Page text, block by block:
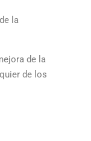
la
de la
de los